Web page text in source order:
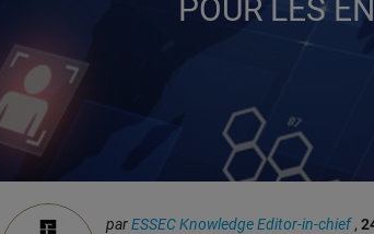
POUR LES
parESSEC Knowledge Editor-in-chief,